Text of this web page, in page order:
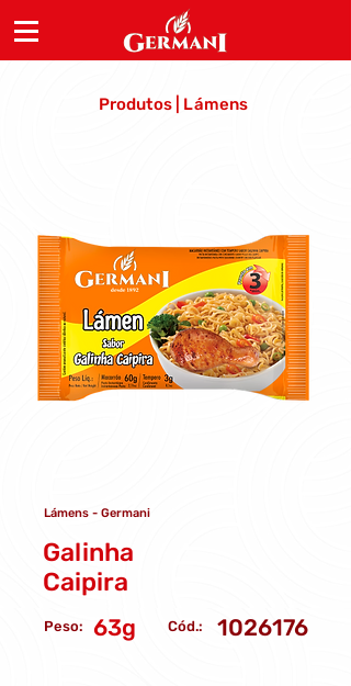
Produtos | Lámens
Lámens - Germani
Galinha
Caipira
Peso: 63g Cód.: 1026176